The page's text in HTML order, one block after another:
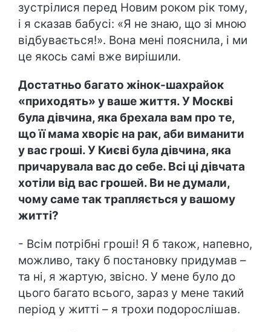
зустрілися перед Новим роком рік тому,
і я сказав бабусі: «Я не знаю, що зі мною
відбувається!». Вона мені пояснила, і ми
це якось самі вже вирішили.
Достатньо багато жінок-шахрайок
«приходять» у ваше життя. У Москві
була дівчина, яка брехала вам про те,
що її мама хворіє на рак, аби виманити
у вас гроші. У Києві була дівчина, яка
причарувала вас до себе. Всі ці дівчата
хотіли від вас грошей. Ви не думали,
чому саме так трапляється у вашому
житті?
- Всім потрібні гроші! Я б також, напевно,
можливо, таку б постановку придумав –
та ні, я жартую, звісно. У мене було до
цього багато всього, зараз у мене такий
період у житті – я трохи подорослішав.